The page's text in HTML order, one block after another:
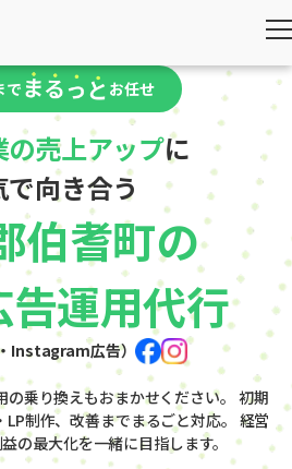
で お任せ
の売上アップに
で向き合う
伯耆町の
運用代行
Instagram広告）
乗り換えもおまかせください。 初期
制作、改善までまるごと対応。 経営
の最大化を一緒に目指します。